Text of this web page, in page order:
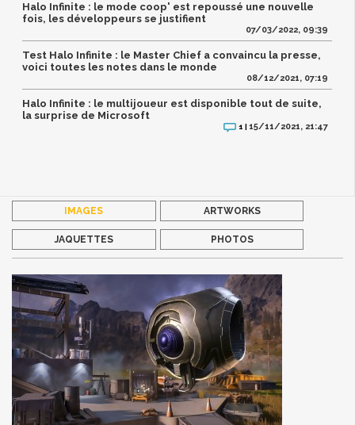
Halo Infinite : le mode coop' est repoussé une nouvelle
fois, les développeurs se justifient
07/03/2022, 09:39
Test Halo Infinite : le Master Chief a convaincu la presse,
voici toutes les notes dans le monde
08/12/2021, 07:19
Halo Infinite : le multijoueur est disponible tout de suite,
la surprise de Microsoft
1 |15/11/2021, 21:47
IMAGES ARTWORKS
JAQUETTES PHOTOS